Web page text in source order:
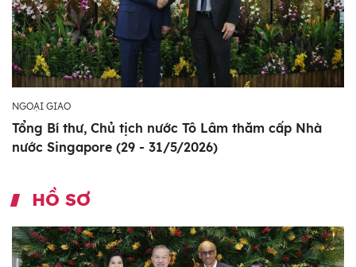
NGOẠI GIAO
Tổng Bí thư, Chủ tịch nước Tô Lâm thăm cấp Nhà
nước Singapore (29 - 31/5/2026)
HỒ SƠ